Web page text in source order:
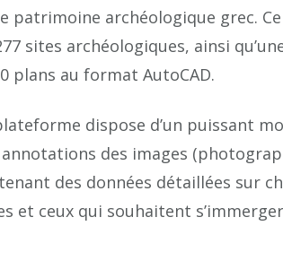
patrimoine archéologique grec.
sites archéologiques, ainsi
plans au format AutoCAD.
dispose d’un puissant
annotations des images
des données détaillées sur
et ceux qui souhaitent